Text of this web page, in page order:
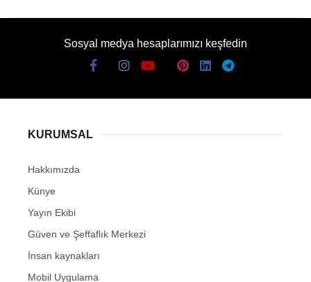
Sosyal medya hesaplarımızı keşfedin
KURUMSAL
Hakkımızda
Künye
Yayın Ekibi
Güven ve Şeffaflık Merkezi
İnsan kaynakları
Mobil Uygulama